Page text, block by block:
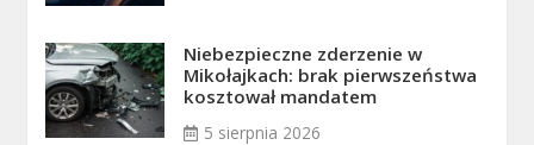
Niebezpieczne zderzenie w
Mikołajkach: brak pierwszeństwa
kosztował mandatem
5 sierpnia 2026